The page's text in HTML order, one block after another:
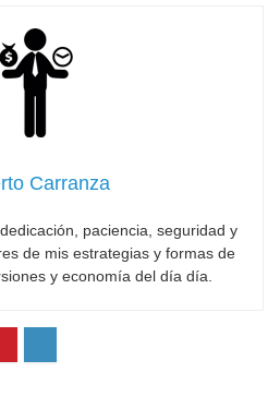
Carranza
paciencia, seguridad y
de mis estrategias y formas de
y economía del día día.